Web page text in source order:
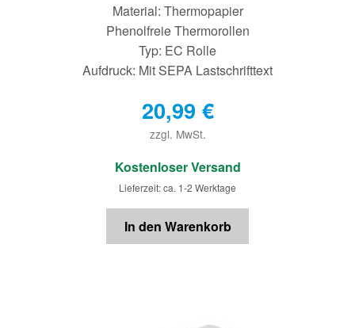
Material: Thermopapier
Phenolfreie Thermorollen
Typ: EC Rolle
Aufdruck: Mit SEPA Lastschrifttext
20,99 €
zzgl. MwSt.
€
Kostenloser Versand
Lieferzeit: ca. 1-2 Werktage
In den Warenkorb